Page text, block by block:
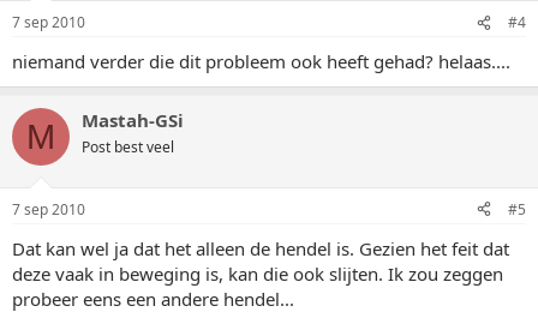
7 sep 2010 #4
niemand verder die dit probleem ook heeft gehad? helaas....
M Mastah-GSi
Post best veel
7 sep 2010 #5
Dat kan wel ja dat het alleen de hendel is. Gezien het feit dat
deze vaak in beweging is, kan die ook slijten. Ik zou zeggen
probeer eens een andere hendel...